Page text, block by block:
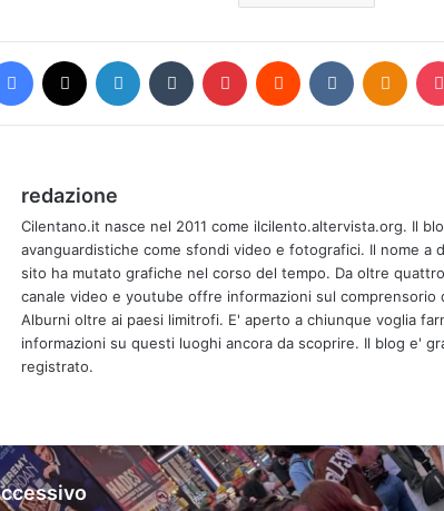
Facebook LinkedIn Tumblr Pinterest Reddit VKontakte
redazione
Cilentano.it nasce nel 2011 come ilcilento.altervista.org. Il
avanguardistiche come sfondi video e fotografici. Il nome a
sito ha mutato grafiche nel corso del tempo. Da oltre
canale video e youtube offre informazioni sul comprensorio
Alburni oltre ai paesi limitrofi. E' aperto a chiunque voglia
informazioni su questi luoghi ancora da scoprire. Il blog e'
registrato.